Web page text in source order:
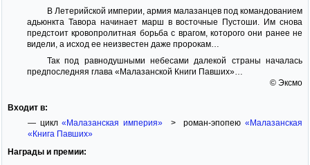
В Летерийской империи, армия малазанцев под командованием
адьюнкта Тавора начинает марш в восточные Пустоши. Им снова
предстоит кровопролитная борьба с врагом, которого они ранее не
видели, а исход ее неизвестен даже пророкам…
Так под равнодушными небесами далекой страны началась
предпоследняя глава «Малазанской Книги Павших»…
© Эксмо
Входит в:
— цикл«Малазанская империя» > роман-эпопею«Малазанская
«Книга Павших»
Награды и премии: